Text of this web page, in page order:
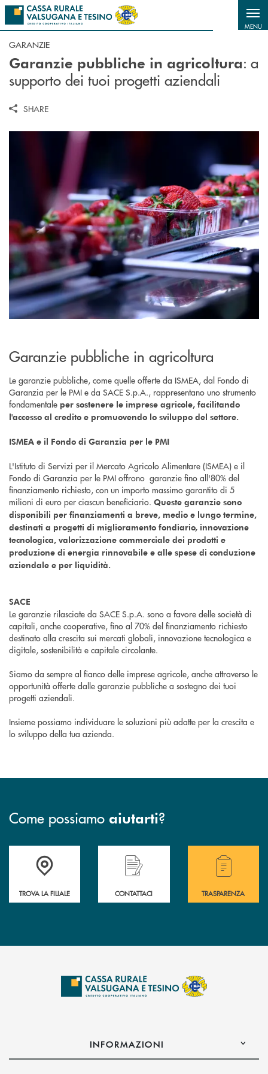
Salta al contenuto principale
MENU
GARANZIE
Garanzie pubbliche in agricoltura: a
supporto dei tuoi progetti aziendali
SHARE
Garanzie pubbliche in agricoltura
Le garanzie pubbliche, come quelle offerte da ISMEA, dal Fondo di
Garanzia per le PMI e da SACE S.p.A., rappresentano uno strumento
fondamentale per sostenere le imprese agricole, facilitando
l'accesso al credito e promuovendo lo sviluppo del settore.
ISMEA e il Fondo di Garanzia per le PMI
L'Istituto di Servizi per il Mercato Agricolo Alimentare (ISMEA) e il
Fondo di Garanzia per le PMI offrono garanzie fino all'80% del
finanziamento richiesto, con un importo massimo garantito di 5
milioni di euro per ciascun beneficiario. Queste garanzie sono
disponibili per finanziamenti a breve, medio e lungo termine,
destinati a progetti di miglioramento fondiario, innovazione
tecnologica, valorizzazione commerciale dei prodotti e
produzione di energia rinnovabile e alle spese di conduzione
aziendale e per liquidità.
SACE
Le garanzie rilasciate da SACE S.p.A. sono a favore delle società di
capitali, anche cooperative, fino al 70% del finanziamento richiesto
destinato alla crescita sui mercati globali, innovazione tecnologica e
digitale, sostenibilità e capitale circolante.
Siamo da sempre al fianco delle imprese agricole, anche attraverso le
opportunità offerte dalle garanzie pubbliche a sostegno dei tuoi
progetti aziendali.
Insieme possiamo individuare le soluzioni più adatte per la crescita e
lo sviluppo della tua azienda.
Come possiamo aiutarti?
Accedi all' elenco completo delle filiali .
TROVA LA FILIALE
Hai bisogno di assistenza immediata?
CONTATTACI
Hai bisogno di
TRASPARENZA
INFORMAZIONI